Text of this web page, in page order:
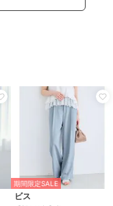
期間限定SALE
ビス